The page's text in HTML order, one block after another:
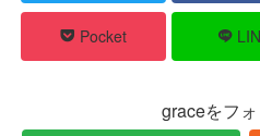
Pocket
graceをフ